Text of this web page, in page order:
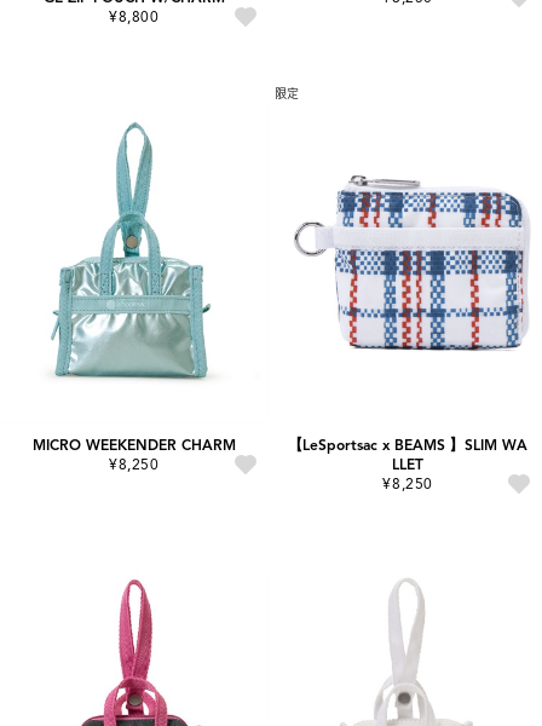
¥8,800
MICRO WEEKENDER CHARM
¥8,250
限定
【LeSportsac x BEAMS 】SLIM WA
LLET
¥8,250